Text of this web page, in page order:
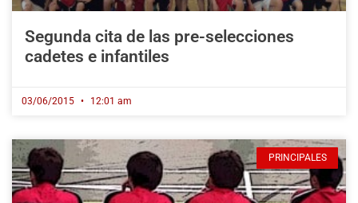
Segunda cita de las pre-selecciones
cadetes e infantiles
03/06/2015 12:01 am
PRINCIPALES